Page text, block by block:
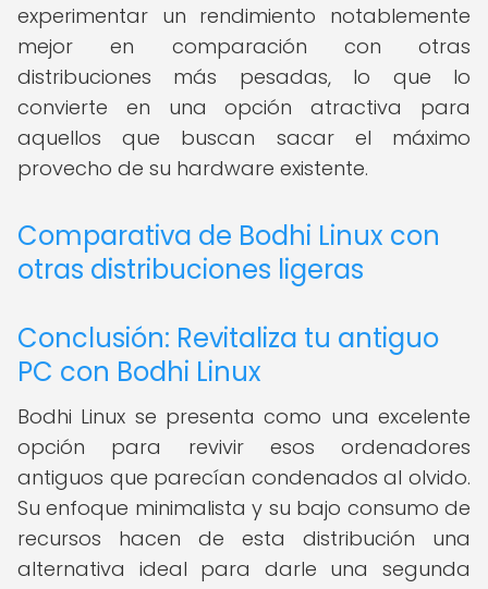
experimentar un rendimiento notablemente
mejor en comparación con otras
distribuciones más pesadas, lo que lo
convierte en una opción atractiva para
aquellos que buscan sacar el máximo
provecho de su hardware existente.
Comparativa de Bodhi Linux con
otras distribuciones ligeras
Conclusión: Revitaliza tu antiguo
PC con Bodhi Linux
Bodhi Linux se presenta como una excelente
opción para revivir esos ordenadores
antiguos que parecían condenados al olvido.
Su enfoque minimalista y su bajo consumo de
recursos hacen de esta distribución una
alternativa ideal para darle una segunda